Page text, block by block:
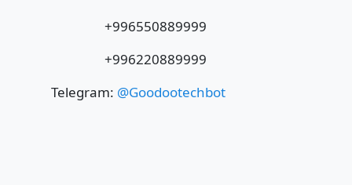
+996550889999
+996220889999
Telegram: @Goodootechbot